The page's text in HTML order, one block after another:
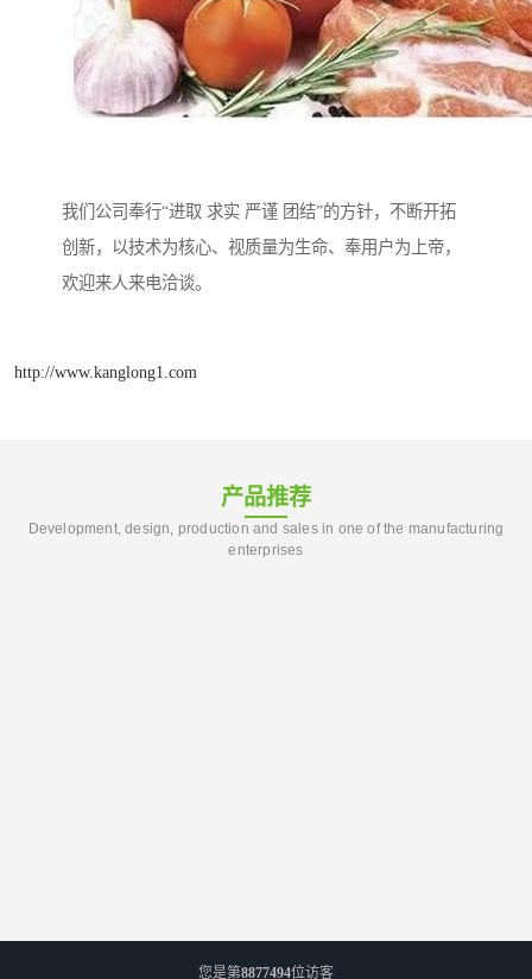
我们公司奉行“进取 求实 严谨 团结”的方针，不断开拓
创新，以技术为核心、视质量为生命、奉用户为上帝，
欢迎来人来电洽谈。
http://www.kanglong1.com
产品推荐
Development, design, production and sales in one of the manufacturing
enterprises
您是第8877494位访客